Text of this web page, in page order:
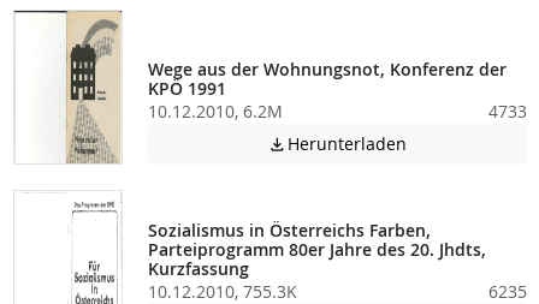
Wege aus der Wohnungsnot, Konferenz der
KPÖ 1991
10.12.2010, 6.2M
4733
 Herunterladen
Sozialismus in Österreichs Farben,
Parteiprogramm 80er Jahre des 20. Jhdts,
Kurzfassung
10.12.2010, 755.3K
6235